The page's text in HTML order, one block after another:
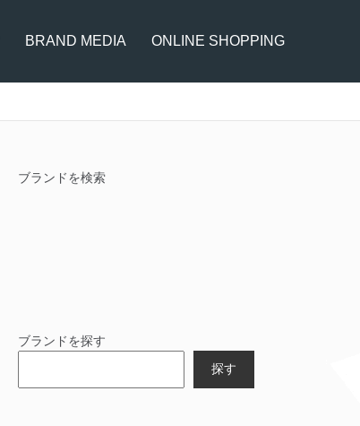
BRAND MEDIA ONLINE SHOPPING
ブランドを検索
ブランドを探す
探す